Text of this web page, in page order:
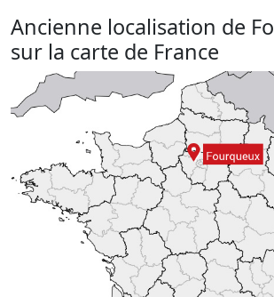
Ancienne localisation de
sur la carte de France